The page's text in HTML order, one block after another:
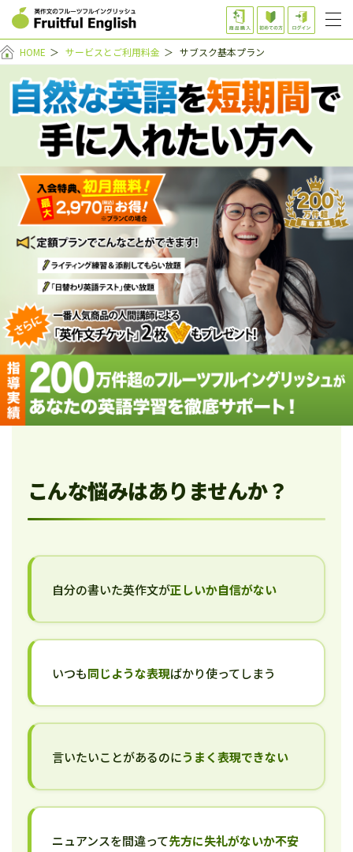
HOME ＞ サービスとご利用料金 ＞ サブスク基本プラン
こんな悩みはありませんか？
自分の書いた英作文が正しいか自信がない
いつも同じような表現ばかり使ってしまう
言いたいことがあるのにうまく表現できない
ニュアンスを間違って先方に失礼がないか不安